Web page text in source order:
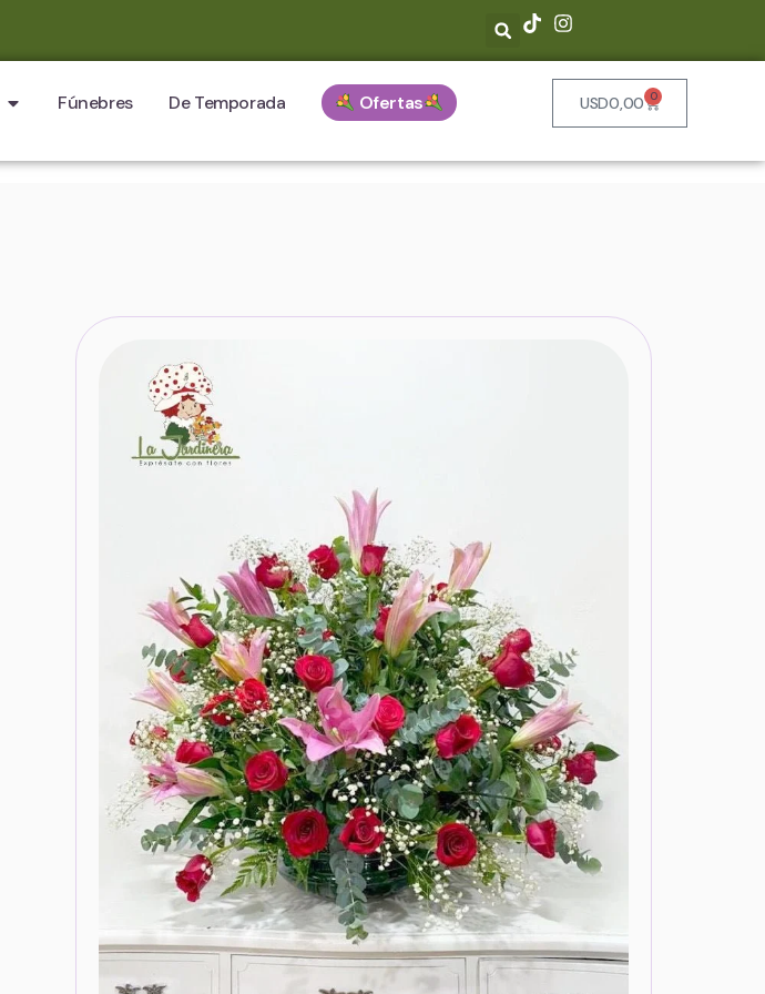
Fúnebres De Temporada Ofertas USD0,00 0